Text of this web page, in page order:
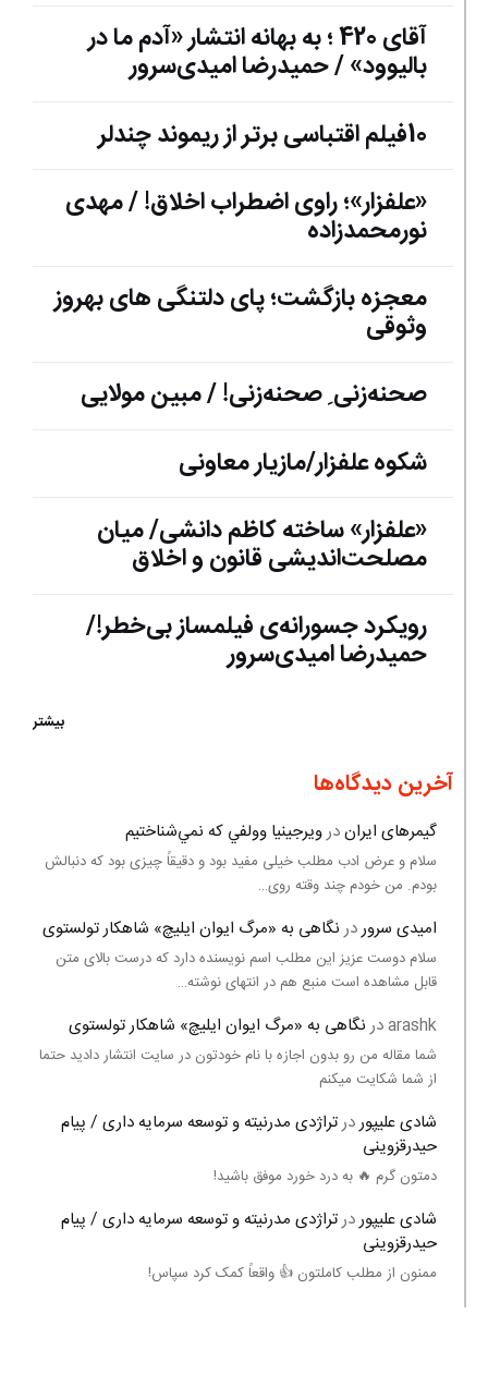
آقای 420 ؛ به بهانه انتشار «آدم ما در
بالیوود» / حمیدرضا امیدی‌سرور
10فیلم اقتباسی برتر از ریموند چندلر
«علفزار»؛ راوی اضطراب اخلاق! / مهدی
نورمحمدزاده
معجزه بازگشت؛ پای دلتنگی های بهروز
وثوقی
صحنه‌زنی ِ صحنه‌زنی! / مبین مولایی
شکوه علفزار/مازیار معاونی
«علفزار» ساخته کاظم دانشی/ میان
مصلحت‌اندیشی قانون و اخلاق
رویکرد جسورانه‌‌ی فیلمساز بی‌خطر!/
حمیدرضا امیدی‌سرور
بیشتر
آخرین دیدگاه‌ها
گیمرهای ایراندرويرجينيا وولفي كه نمي‌شناختيم
سلام و عرض ادب مطلب خیلی مفید بود و دقیقاً چیزی بود که دنبالش
بودم. من خودم چند وقته روی…
امیدی سروردرنگاهی به «مرگ ايوان ايليچ» شاهکار تولستوی
سلام دوست عزیز این مطلب اسم نویسنده دارد که درست بالای متن
قابل مشاهده است منبع هم در انتهای نوشته…
arashkدرنگاهی به «مرگ ايوان ايليچ» شاهکار تولستوی
شما مقاله من رو بدون اجازه با نام خودتون در سایت انتشار دادید حتما
از شما شکایت میکنم
شادی علیپوردرتراژدی مدرنیته و توسعه سرمایه داری / پیام
حیدرقزوینی
دمتون گرم 🔥 به درد خورد موفق باشید!
شادی علیپوردرتراژدی مدرنیته و توسعه سرمایه داری / پیام
حیدرقزوینی
ممنون از مطلب کاملتون 👍 واقعاً کمک کرد سپاس!